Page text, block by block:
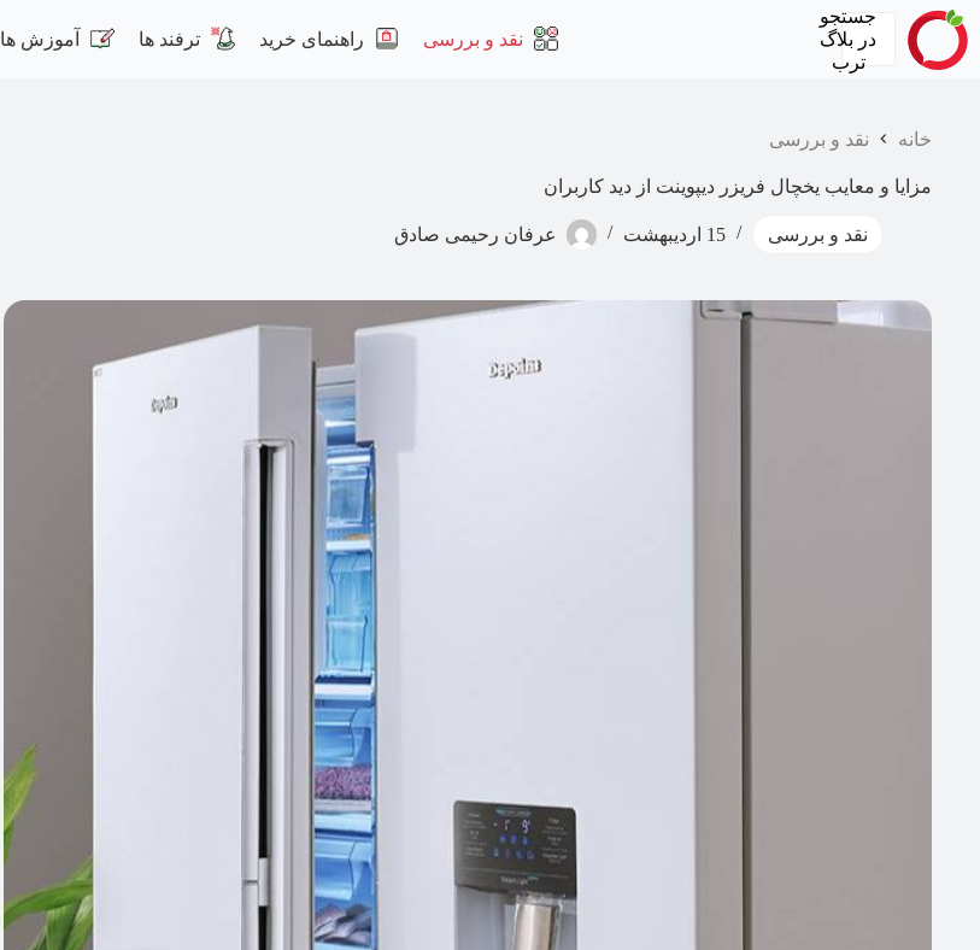
پرش
به
محتوا
جستجو
در بلاگ
ترب
نقد و بررسی راهنمای خرید ترفند ها آموزش ها
خانه نقد و بررسی
مزایا و معایب یخچال فریزر دیپوینت از دید کاربران
نقد و بررسی 15 اردیبهشت عرفان رحیمی صادق